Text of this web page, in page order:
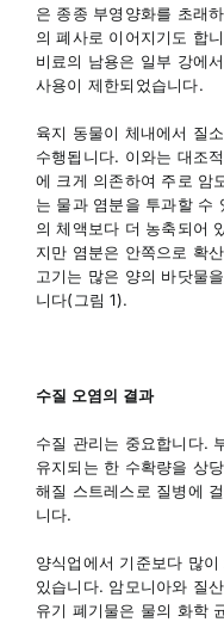
은 종종 부영양화를 초래
의 폐사로 이어지기도 합
비료의 남용은 일부 강에
사용이 제한되었습니다.
육지 동물이 체내에서 질
수행됩니다. 이와는 대조
에 크게 의존하여 주로 암
는 물과 염분을 투과할 수
의 체액보다 더 농축되어
지만 염분은 안쪽으로 확
고기는 많은 양의 바닷물
니다(그림 1).
수질 오염의 결과
수질 관리는 중요합니다.
유지되는 한 수확량을 상
해질 스트레스로 질병에
니다.
양식업에서 기준보다 많
있습니다. 암모니아와 질
유기 폐기물은 물의 화학